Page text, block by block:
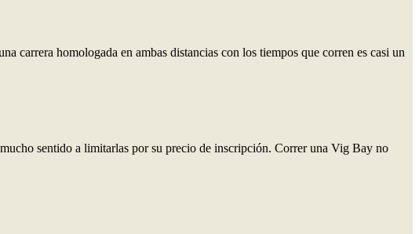
carrera homologada en ambas distancias con los tiempos que corren es casi un
sentido a limitarlas por su precio de inscripción. Correr una Vig Bay no